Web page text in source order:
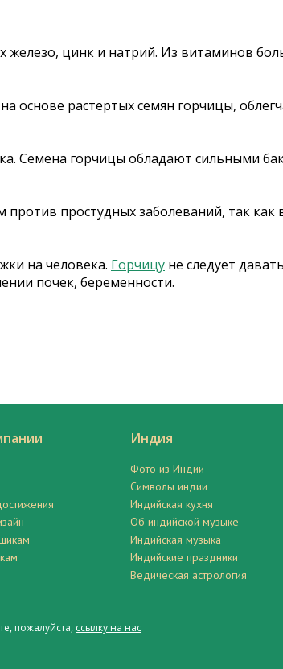
железо, цинк и натрий. Из витаминов
основе растертых семян горчицы,
Семена горчицы обладают сильными
простудных заболеваний, так
на человека. Горчицу не следует
почек, беременности.
Индия
Фото из Индии
Символы индии
Индийская кухня
Об индийской музыке
Индийская музыка
Индийские праздники
Ведическая астрология
пожалуйста, ссылку на нас